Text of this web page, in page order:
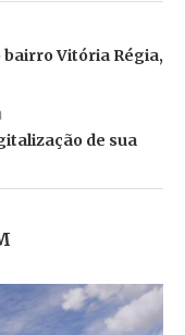
bairro Vitória Régia,
de sua